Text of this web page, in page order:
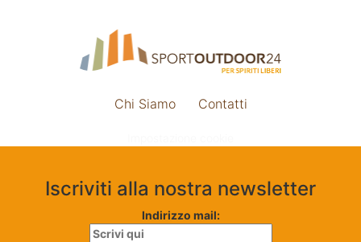
Chi Siamo Contatti
Iscriviti alla nostra newsletter
Indirizzo mail: